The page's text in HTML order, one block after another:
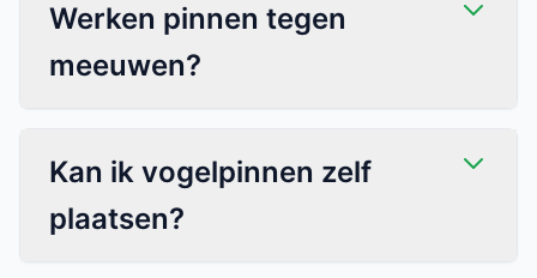
Werken pinnen tegen
meeuwen?
Kan ik vogelpinnen zelf
plaatsen?